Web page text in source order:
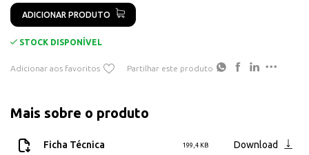
Icu infe­rior a 400 V AC IEC60947-2 10 kA
ADICIONAR PRODUTO
STOCK DISPONÍVEL
Adicionar aos favoritos Partilhar este produto
Mais sobre o produto
Ficha Técnica 199,4 KB Download